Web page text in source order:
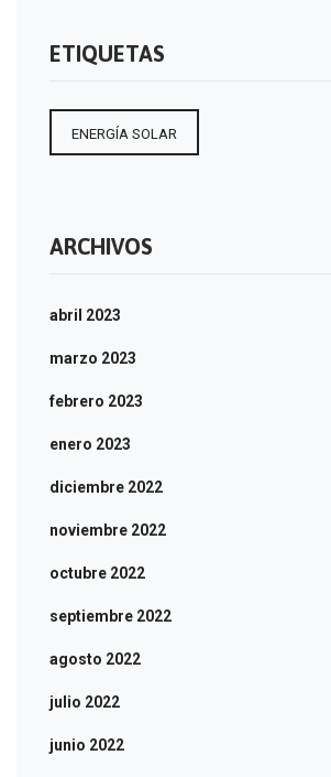
ETIQUETAS
ENERGÍA SOLAR
ARCHIVOS
abril 2023
marzo 2023
febrero 2023
enero 2023
diciembre 2022
noviembre 2022
octubre 2022
septiembre 2022
agosto 2022
julio 2022
junio 2022